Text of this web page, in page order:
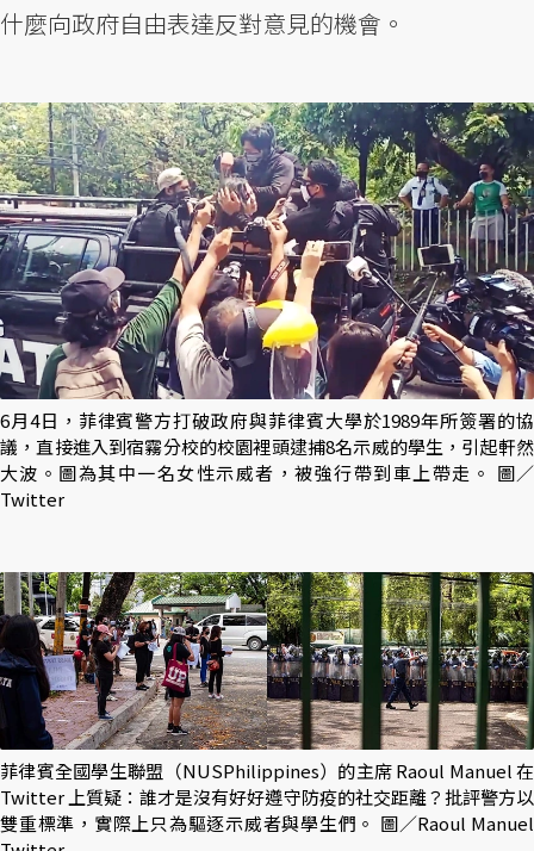
什麼向政府自由表達反對意見的機會。
6月4日，菲律賓警方打破政府與菲律賓大學於1989年所簽署的協
議，直接進入到宿霧分校的校園裡頭逮捕8名示威的學生，引起軒然
大波。圖為其中一名女性示威者，被強行帶到車上帶走。 圖／
Twitter
菲律賓全國學生聯盟（NUSPhilippines）的主席 Raoul Manuel 在
Twitter 上質疑：誰才是沒有好好遵守防疫的社交距離？批評警方以
雙重標準，實際上只為驅逐示威者與學生們。 圖／Raoul Manuel